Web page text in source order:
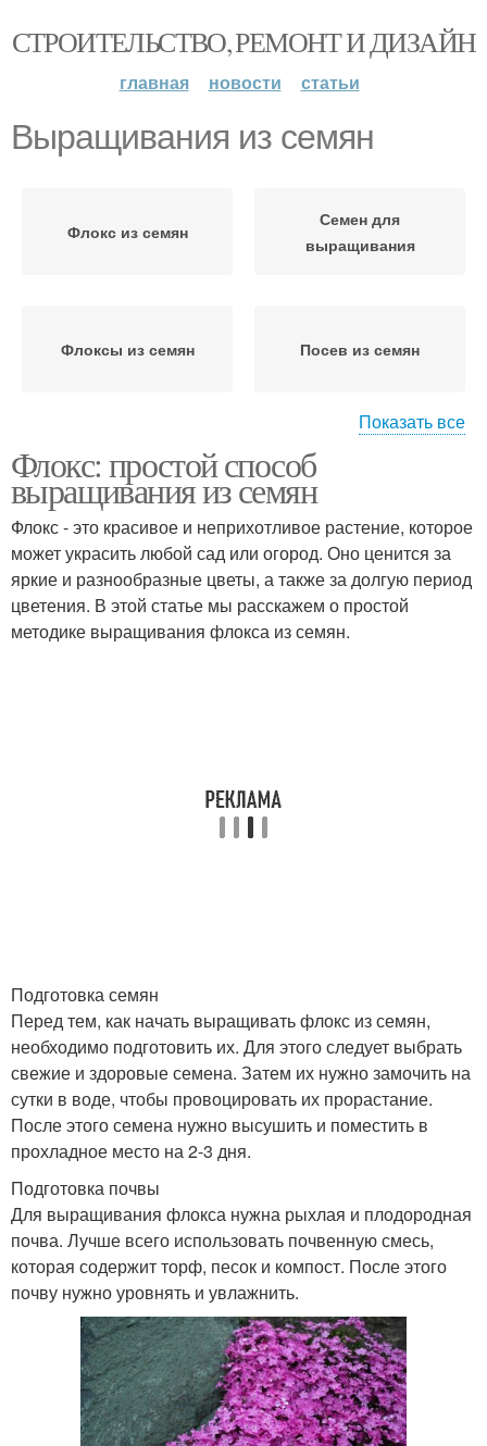
СТРОИТЕЛЬСТВО, РЕМОНТ И ДИЗАЙН
главная новости статьи
Выращивания из семян
Флокс из семян
Семен для
выращивания
Флоксы из семян Посев из семян
выращивания
Условия для
выращивания
Выращивание из
рассады
Рассады для
выращивания
Показать все
Флокс: простой способ
выращивания из семян
Флокс - это красивое и неприхотливое растение, которое
может украсить любой сад или огород. Оно ценится за
яркие и разнообразные цветы, а также за долгую период
цветения. В этой статье мы расскажем о простой
методике выращивания флокса из семян.
Подготовка семян
Перед тем, как начать выращивать флокс из семян,
необходимо подготовить их. Для этого следует выбрать
свежие и здоровые семена. Затем их нужно замочить на
сутки в воде, чтобы провоцировать их прорастание.
После этого семена нужно высушить и поместить в
прохладное место на 2-3 дня.
Подготовка почвы
Для выращивания флокса нужна рыхлая и плодородная
почва. Лучше всего использовать почвенную смесь,
которая содержит торф, песок и компост. После этого
почву нужно уровнять и увлажнить.